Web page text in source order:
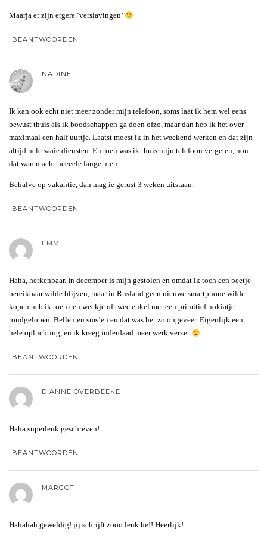
Maarja er zijn ergere ‘verslavingen’
BEANTWOORDEN
NADINE
Ik kan ook echt niet meer zonder mijn telefoon, soms laat ik hem wel eens
bewust thuis als ik boodschappen ga doen ofzo, maar dan heb ik het over
maximaal een half uurtje. Laatst moest ik in het weekend werken en dat zijn
altijd hele saaie diensten. En toen was ik thuis mijn telefoon vergeten, nou
dat waren acht heeeele lange uren.
Behalve op vakantie, dan mag ie gerust 3 weken uitstaan.
BEANTWOORDEN
EMM
Haha, herkenbaar. In december is mijn gestolen en omdat ik toch een beetje
bereikbaar wilde blijven, maar in Rusland geen nieuwe smartphone wilde
kopen heb ik toen een weekje of twee enkel met een primitief nokiatje
rondgelopen. Bellen en sms’en en dat was het zo ongeveer. Eigenlijk een
hele opluchting, en ik kreeg inderdaad meer werk verzet
BEANTWOORDEN
DIANNE OVERBEEKE
Haha superleuk geschreven!
BEANTWOORDEN
MARGOT
Hahahah geweldig! jij schrijft zooo leuk he!! Heerlijk!